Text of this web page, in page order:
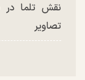
نقش تلما
تصاویر